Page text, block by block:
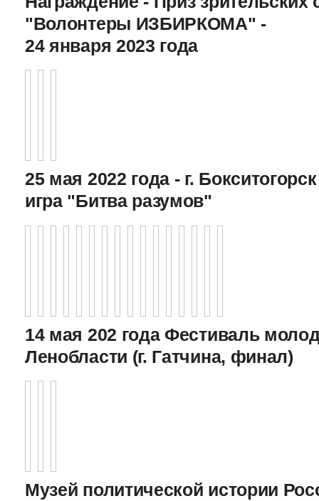
"Волонтеры ИЗБИРКОМА" -
24 января 2023 года
25 мая 2022 года - г.
игра "Битва разумов"
14 мая 202 года Фестиваль
Ленобласти (г. Гатчина, финал)
Музей политической истории